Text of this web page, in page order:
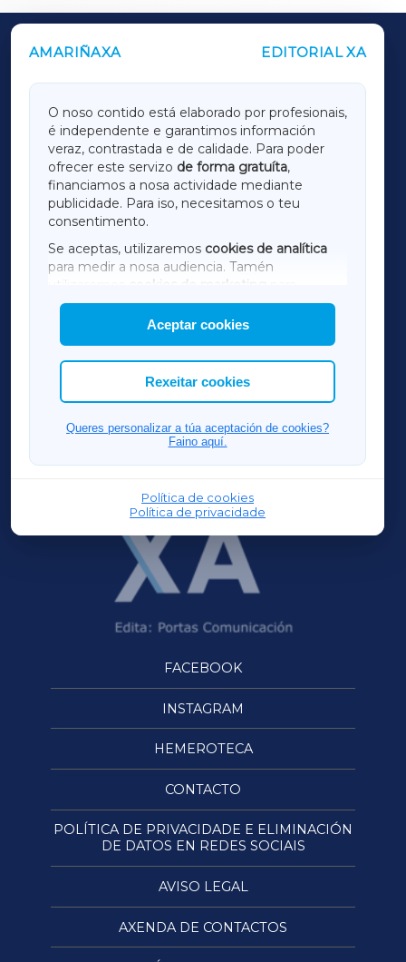
AMARIÑAXA EDITORIAL XA
O noso contido está elaborado por profesionais,
é independente e garantimos información
veraz, contrastada e de calidade. Para poder
ofrecer este servizo de forma gratuíta,
financiamos a nosa actividade mediante
publicidade. Para iso, necesitamos o teu
consentimento.
Se aceptas, utilizaremos cookies de analítica
para medir a nosa audiencia. Tamén
utilizaremos
cookies de marketing
mostrar publicidade de terceiros.
Así mesmo, podes personalizar a elección das
cookies que desexas permitir.
Aceptar cookies
Rexeitar cookies
Queres personalizar a túa aceptación de cookies?
Faino aquí.
Política de cookies
Política de privacidade
OUTROS PERIÓDICOS
LUGOXA
TERRACHAXA
AMARIÑAXA
RIBEIRASACRAXA
ACORUÑAXA
FERROLXA
OURENSEXA
FACEBOOK
INSTAGRAM
HEMEROTECA
CONTACTO
POLÍTICA DE PRIVACIDADE E ELIMINACIÓN
DE DATOS EN REDES SOCIAIS
AVISO LEGAL
AXENDA DE CONTACTOS